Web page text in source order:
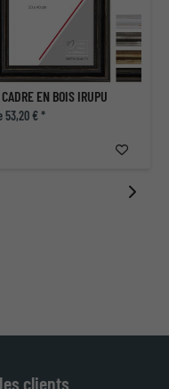
CADRE EN BOIS IRUPU
53,20 € *
clients